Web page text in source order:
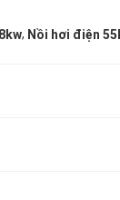
, Nồi hơi điện